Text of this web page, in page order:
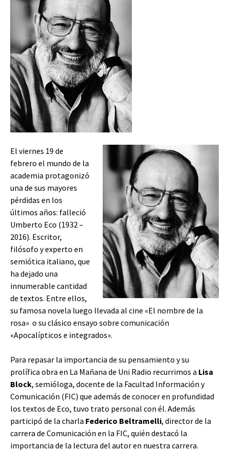
El viernes 19 de
febrero el mundo de la
academia protagonizó
una de sus mayores
pérdidas en los
últimos años: falleció
Umberto Eco (1932 –
2016). Escritor,
filósofo y experto en
semiótica italiano, que
ha dejado una
innumerable cantidad
de textos. Entre ellos,
su famosa novela luego llevada al cine «El nombre de la
rosa» o su clásico ensayo sobre comunicación
«Apocalípticos e integrados».
Para repasar la importancia de su pensamiento y su
prolífica obra en La Mañana de Uni Radio recurrimos a Lisa
Block, semióloga, docente de la Facultad Información y
Comunicación (FIC) que además de conocer en profundidad
los textos de Eco, tuvo trato personal con él. Además
participó de la charla Federico Beltramelli, director de la
carrera de Comunicación en la FIC, quién destacó la
importancia de la lectura del autor en nuestra carrera.